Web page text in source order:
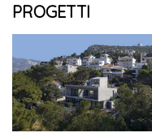
PROGETTI